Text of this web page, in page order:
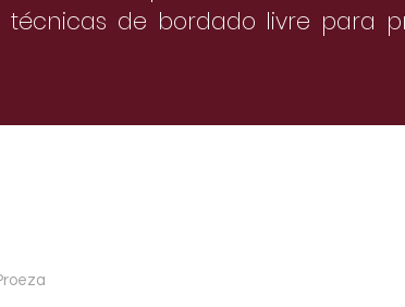
de bordado livre para